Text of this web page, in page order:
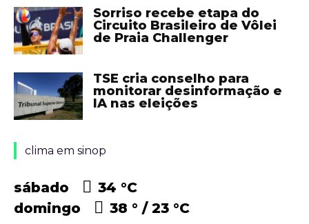
Sorriso recebe etapa do
Circuito Brasileiro de Vôlei
de Praia Challenger
TSE cria conselho para
monitorar desinformação e
IA nas eleições
clima em sinop
sábado 34 °C
domingo
38 ° 23 °C